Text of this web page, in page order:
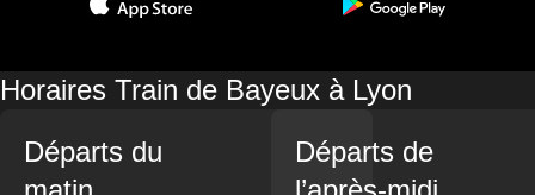
Horaires Train de Bayeux à Lyon
Départs du
Départs de